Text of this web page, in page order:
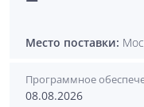
Место поставки:
Программное
08.08.2026